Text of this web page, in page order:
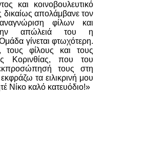
και κοινοβουλευτικό
απολάμβανε τον
φίλων και
απώλειά του η
γίνεται φτωχότερη.
τους φίλους και τους
Κορινθίας, που του
τους στη
τα ειλικρινή μου
Νίκο καλό κατευόδιο!»